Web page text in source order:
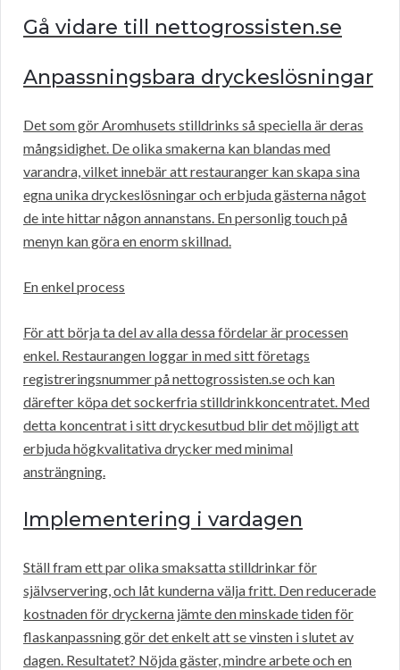
Gå vidare till nettogrossisten.se
Anpassningsbara dryckeslösningar
Det som gör Aromhusets stilldrinks så speciella är deras
mångsidighet. De olika smakerna kan blandas med
varandra, vilket innebär att restauranger kan skapa sina
egna unika dryckeslösningar och erbjuda gästerna något
de inte hittar någon annanstans. En personlig touch på
menyn kan göra en enorm skillnad.
En enkel process
För att börja ta del av alla dessa fördelar är processen
enkel. Restaurangen loggar in med sitt företags
registreringsnummer på nettogrossisten.se och kan
därefter köpa det sockerfria stilldrinkkoncentratet. Med
detta koncentrat i sitt dryckesutbud blir det möjligt att
erbjuda högkvalitativa drycker med minimal
ansträngning.
Implementering i vardagen
Ställ fram ett par olika smaksatta stilldrinkar för
självservering, och låt kunderna välja fritt. Den reducerade
kostnaden för dryckerna jämte den minskade tiden för
flaskanpassning gör det enkelt att se vinsten i slutet av
dagen. Resultatet? Nöjda gäster, mindre arbete och en